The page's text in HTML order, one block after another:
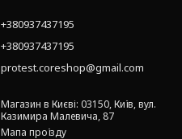
+380937437195
+380937437195
protest.coreshop@gmail.com
Магазин в Києві: 03150, Київ, вул.
Казимира Малевича, 87
Мапа проїзду